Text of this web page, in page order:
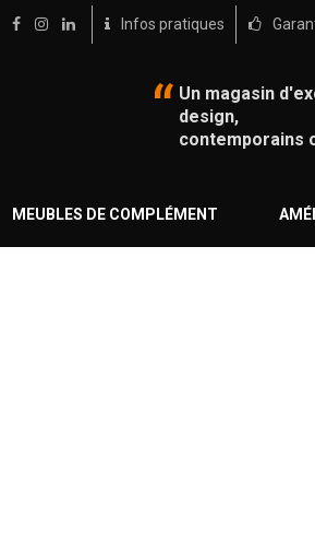
Infos pratiques
Un magasin
design,
contemporains
MEUBLES DE COMPLÉMENT